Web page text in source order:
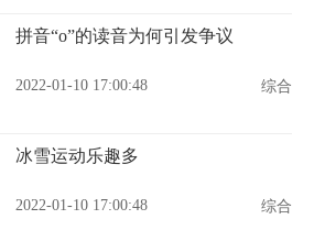
拼音“o”的读音为何引发争议
2022-01-10 17:00:48 综合
冰雪运动乐趣多
2022-01-10 17:00:48 综合